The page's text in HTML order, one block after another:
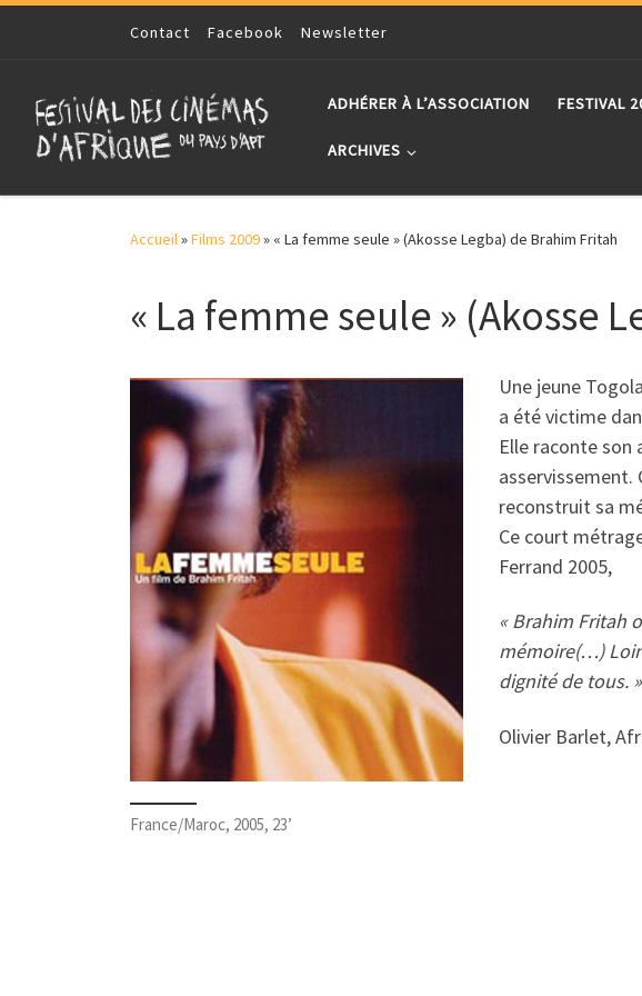
Skip to contentContact Facebook Newsletter
ADHÉRER À L’ASSOCIATION FESTIVAL
ARCHIVES
Accueil»Films 2009» « La femme seule » (Akosse Legba) de Brahim Fritah
« La femme seule » (Akosse
France/Maroc, 2005, 23’
Une jeune
a été victime
Elle raconte son
asservissement.
reconstruit sa
Ce court
Ferrand 2005,
« Brahim Fritah
mémoire(…)
dignité de tous. »
Olivier Barlet,